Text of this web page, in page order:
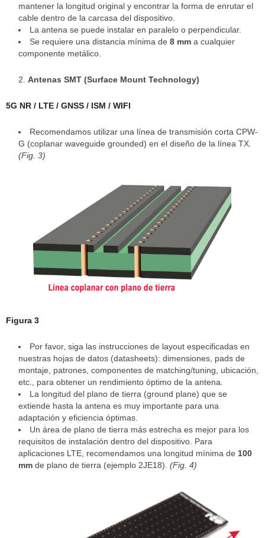
mantener la longitud original y encontrar la forma de enrutar el
cable dentro de la carcasa del dispositivo.
La antena se puede instalar en paralelo o perpendicular.
Se requiere una distancia mínima de 8 mm a cualquier
componente metálico.
Antenas SMT (Surface Mount Technology)
5G NR / LTE / GNSS / ISM / WIFI
Recomendamos utilizar una línea de transmisión corta CPW-
G (coplanar waveguide grounded) en el diseño de la línea TX.
(Fig. 3)
Figura 3
Por favor, siga las instrucciones de layout especificadas en
nuestras hojas de datos (datasheets): dimensiones, pads de
montaje, patrones, componentes de matching/tuning, ubicación,
etc., para obtener un rendimiento óptimo de la antena.
La longitud del plano de tierra (ground plane) que se
extiende hasta la antena es muy importante para una
adaptación y eficiencia óptimas.
Un área de plano de tierra más estrecha es mejor para los
requisitos de instalación dentro del dispositivo. Para
aplicaciones LTE, recomendamos una longitud mínima de 100
mm de plano de tierra (ejemplo 2JE18). (Fig. 4)